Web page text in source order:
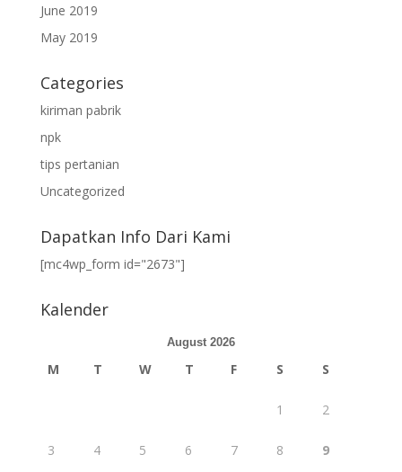
June 2019
May 2019
Categories
kiriman pabrik
npk
tips pertanian
Uncategorized
Dapatkan Info Dari Kami
[mc4wp_form id="2673"]
Kalender
August 2026
M T W T F S S
1 2
3 4 5 6 7 8 9